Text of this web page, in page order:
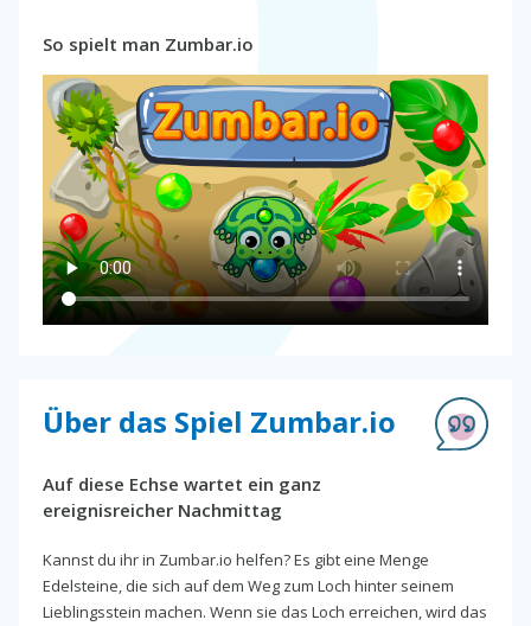
So spielt man Zumbar.io
Über das Spiel Zumbar.io
Auf diese Echse wartet ein ganz
ereignisreicher Nachmittag
Kannst du ihr in Zumbar.io helfen? Es gibt eine Menge
Edelsteine, die sich auf dem Weg zum Loch hinter seinem
Lieblingsstein machen. Wenn sie das Loch erreichen, wird das